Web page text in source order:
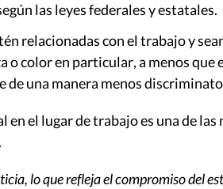
las leyes federales y estatales.
relacionadas con el trabajo y
o color en particular, a menos
de una manera menos
el lugar de trabajo es una de
lo que refleja el compromiso del